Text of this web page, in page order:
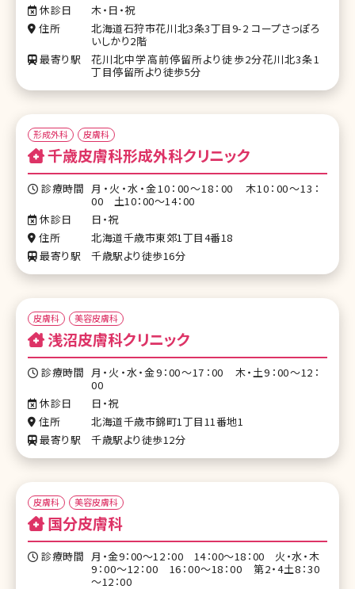
休診日
木・日・祝
住所
北海道石狩市花川北3条3丁目9-2 コープさっぽろ
いしかり2階
最寄り駅
花川北中学高前停留所より徒歩2分花川北3条1
丁目停留所より徒歩5分
形成外科 皮膚科
千歳皮膚科形成外科クリニック
診療時間 月・火・水・金10：00～18：00 木10：00～13：
00 土10：00～14：00
休診日
日・祝
住所
北海道千歳市東郊1丁目4番18
最寄り駅
千歳駅より徒歩16分
皮膚科 美容皮膚科
浅沼皮膚科クリニック
診療時間 月・火・水・金9：00～17：00 木・土9：00～12：
00
休診日
日・祝
住所
北海道千歳市錦町1丁目11番地1
最寄り駅
千歳駅より徒歩12分
皮膚科 美容皮膚科
国分皮膚科
診療時間 月・金9：00～12：00 14：00～18：00 火・水・木
9：00～12：00 16：00～18：00 第2・4土8：30
～12：00